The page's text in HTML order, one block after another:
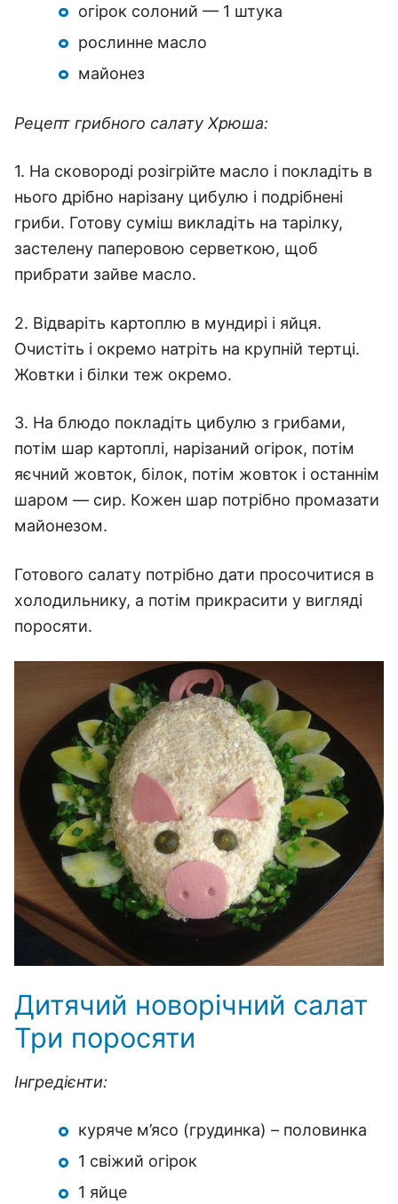
огірок солоний — 1 штука
рослинне масло
майонез
Рецепт грибного салату Хрюша:
1. На сковороді розігрійте масло і покладіть в
нього дрібно нарізану цибулю і подрібнені
гриби. Готову суміш викладіть на тарілку,
застелену паперовою серветкою, щоб
прибрати зайве масло.
2. Відваріть картоплю в мундирі і яйця.
Очистіть і окремо натріть на крупній тертці.
Жовтки і білки теж окремо.
3. На блюдо покладіть цибулю з грибами,
потім шар картоплі, нарізаний огірок, потім
яєчний жовток, білок, потім жовток і останнім
шаром — сир. Кожен шар потрібно промазати
майонезом.
Готового салату потрібно дати просочитися в
холодильнику, а потім прикрасити у вигляді
поросяти.
Дитячий новорічний салат
Три поросяти
Інгредієнти:
куряче м’ясо (грудинка) – половинка
1 свіжий огірок
1 яйце